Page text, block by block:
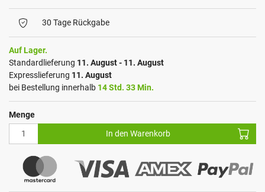
30 Tage Rückgabe
Auf Lager.
Standardlieferung 11. August - 11. August
Expresslieferung 11. August
bei Bestellung innerhalb 14 Std. 33 Min.
Menge
In den Warenkorb